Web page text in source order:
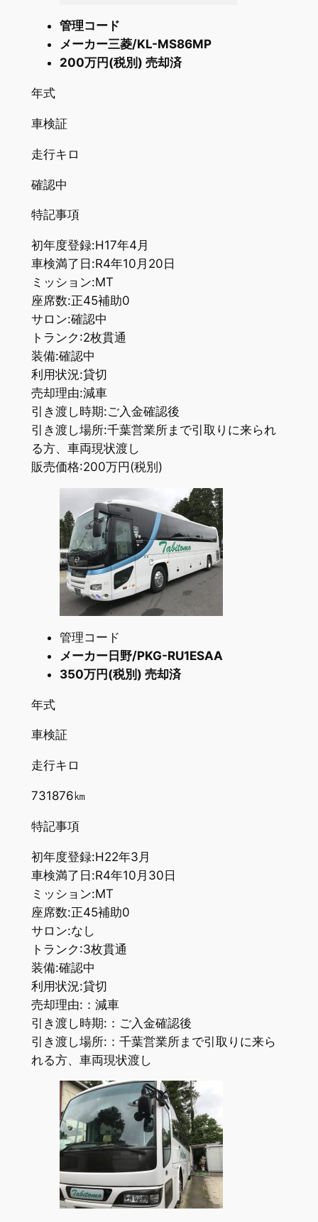
管理コード
メーカー三菱/KL-MS86MP
200万円(税別) 売却済
年式
車検証
走行キロ
確認中
特記事項
初年度登録:H17年4月
車検満了日:R4年10月20日
ミッション:MT
座席数:正45補助0
サロン:確認中
トランク:2枚貫通
装備:確認中
利用状況:貸切
売却理由:減車
引き渡し時期:ご入金確認後
引き渡し場所:千葉営業所まで引取りに来られ
る方、車両現状渡し
販売価格:200万円(税別)
管理コード
メーカー日野/PKG-RU1ESAA
350万円(税別) 売却済
年式
車検証
走行キロ
731876㎞
特記事項
初年度登録:H22年3月
車検満了日:R4年10月30日
ミッション:MT
座席数:正45補助0
サロン:なし
トランク:3枚貫通
装備:確認中
利用状況:貸切
売却理由:：減車
引き渡し時期:：ご入金確認後
引き渡し場所:：千葉営業所まで引取りに来ら
れる方、車両現状渡し